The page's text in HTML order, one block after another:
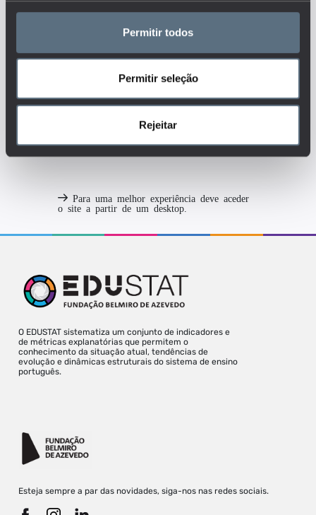
Permitir todos
Permitir seleção
Rejeitar
DESPESA DO ESTADO
RECURSOS FINANCEIROS
MAIS DETALHES
Para uma melhor experiência deve aceder
o site a partir de um desktop.
O EDUSTAT sistematiza um conjunto de indicadores e
de métricas explanatórias que permitem o
conhecimento da situação atual, tendências de
evolução e dinâmicas estruturais do sistema de ensino
português.
Esteja sempre a par das novidades, siga-nos nas redes sociais.